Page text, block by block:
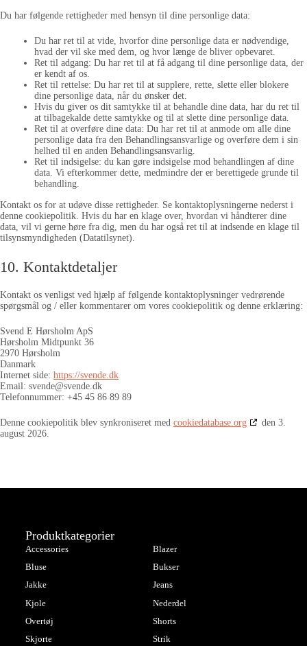
Du har følgende rettigheder med hensyn til dine personlige data:
Du har ret til at vide, hvorfor dine personlige data er nødvendige,
hvad der vil ske med dem, og hvor længe de bliver opbevaret.
Ret til adgang: Du har ret til at få adgang til dine personlige data, der
er kendt af os.
Ret til rettelse: Du har ret til at supplere, rette, slette eller blokere
dine personlige data, når du ønsker det.
Hvis du giver os dit samtykke til at behandle dine data, har du ret til
at tilbagekalde dette samtykke og til at slette dine personlige data.
Ret til at overføre dine data: Du har ret til at anmode om alle dine
personlige data fra den Behandlingsansvarlige og overføre dem i sin
helhed til en anden Behandlingsansvarlig.
Ret til indsigelse: du kan gøre indsigelse mod behandlingen af ​​dine
data. Vi efterkommer dette, medmindre der er berettigede grunde til
behandling.
Kontakt os for at udøve disse rettigheder. Se kontaktoplysningerne nederst i
denne cookiepolitik. Hvis du har en klage over, hvordan vi håndterer dine
data, vil vi gerne høre fra dig, men du har også ret til at indsende en klage til
tilsynsmyndigheden (Datatilsynet).
10. Kontaktdetaljer
Kontakt os venligst ved hjælp af følgende kontaktoplysninger vedrørende
spørgsmål og / eller kommentarer om vores cookiepolitik og denne erklæring:
Svend E Hørsholm ApS
Hørsholm Midtpunkt 36
2970 Hørsholm
Danmark
Internet side: https://svende.dk
Email: svende@svende.dk
Telefonnummer: +45 45 86 89 89
Denne cookiepolitik blev synkroniseret med cookiedatabase.org
den 3.
august 2026.
Produktkategorier
Accessories
Blazer
Bluse
Bukser
Jakke
Jeans
Kjole
Nederdel
Overtøj
Shorts
Skjorte
Strik